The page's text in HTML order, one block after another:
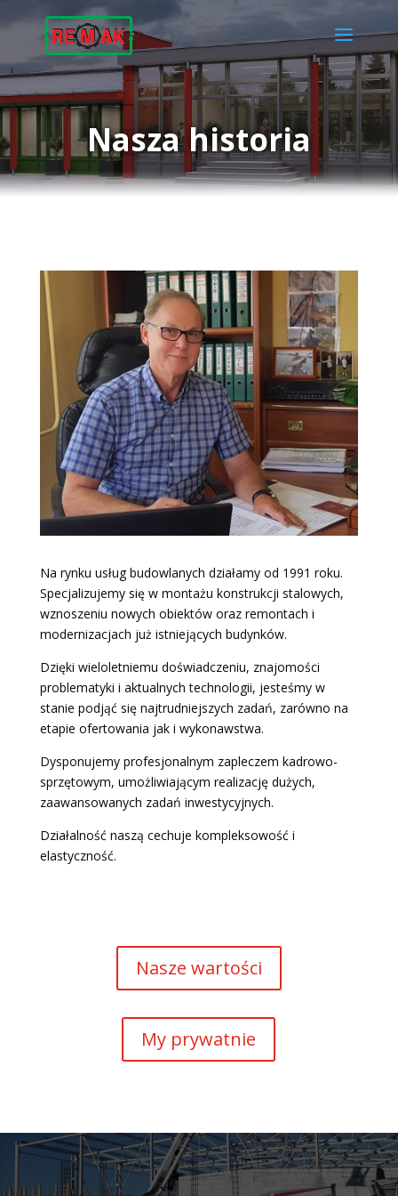
Nasza historia
Na rynku usług budowlanych działamy od 1991 roku.
Specjalizujemy się w montażu konstrukcji stalowych,
wznoszeniu nowych obiektów oraz remontach i
modernizacjach już istniejących budynków.
Dzięki wieloletniemu doświadczeniu, znajomości
problematyki i aktualnych technologii, jesteśmy w
stanie podjąć się najtrudniejszych zadań, zarówno na
etapie ofertowania jak i wykonawstwa.
Dysponujemy profesjonalnym zapleczem kadrowo-
sprzętowym, umożliwiającym realizację dużych,
zaawansowanych zadań inwestycyjnych.
Działalność naszą cechuje kompleksowość i
elastyczność.
Nasze wartości
My prywatnie